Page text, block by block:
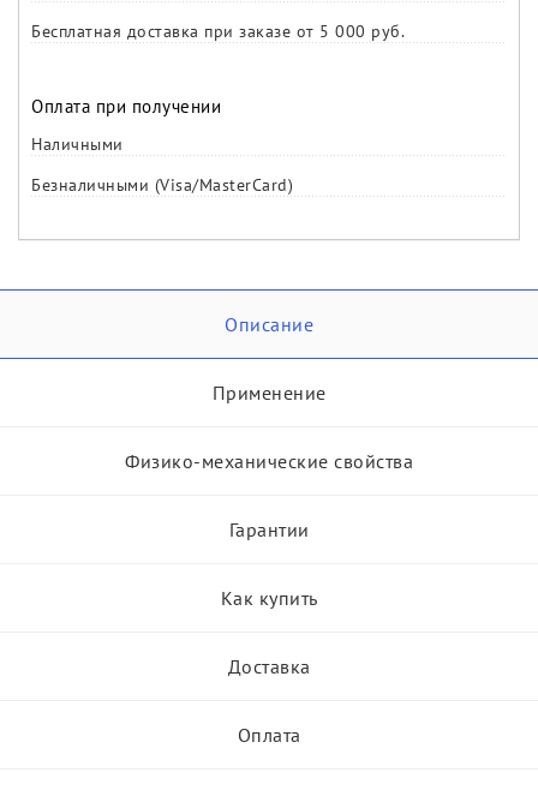
Бесплатная доставка при заказе от 5 000 руб.
Оплата при получении
Наличными
Безналичными (Visa/MasterCard)
Описание
Применение
Физико-механические свойства
Гарантии
Как купить
Доставка
Оплата